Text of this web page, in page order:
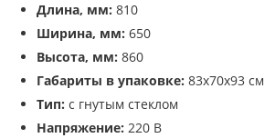
Длина, мм: 810
Ширина, мм: 650
Высота, мм: 860
Габариты в упаковке: 83х70х93 см
Тип: с гнутым стеклом
Напряжение: 220 В